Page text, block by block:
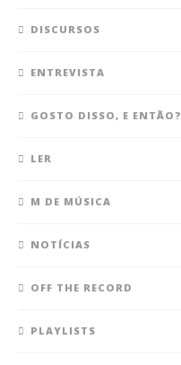
DISCURSOS
ENTREVISTA
GOSTO DISSO, E ENTÃO?
LER
M DE MÚSICA
NOTÍCIAS
OFF THE RECORD
PLAYLISTS